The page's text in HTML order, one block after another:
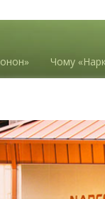
Чому